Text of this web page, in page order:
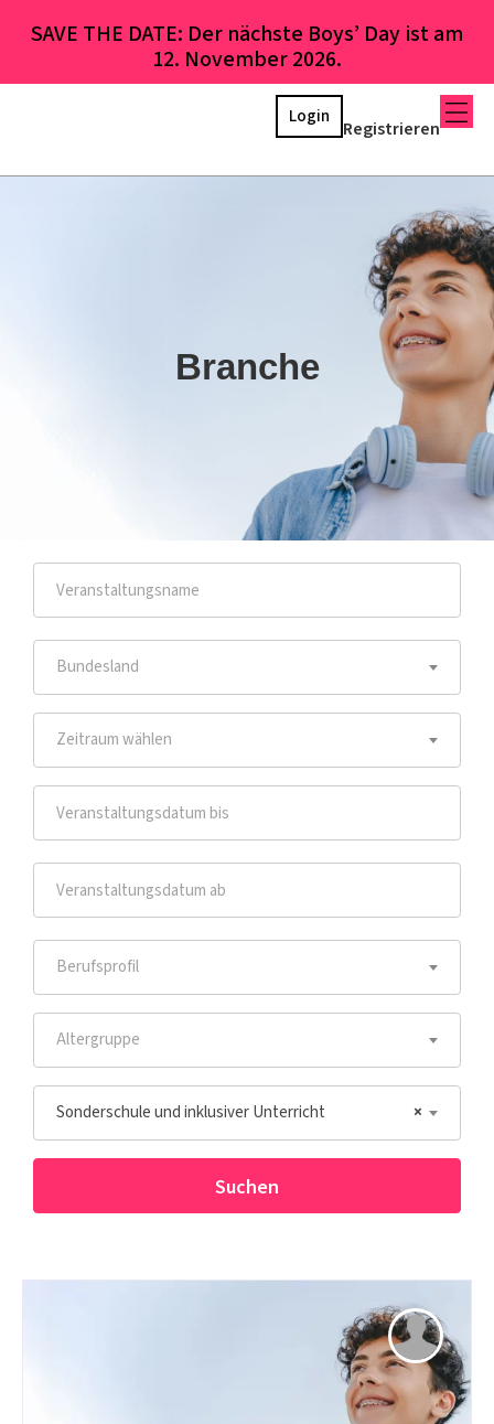
SAVE THE DATE: Der nächste Boys’ Day ist am
12. November 2026.
Registrieren
Login
Branche
Bundesland
Zeitraum wählen
Berufsprofil
Altergruppe
×
Sonderschule und inklusiver Unterricht